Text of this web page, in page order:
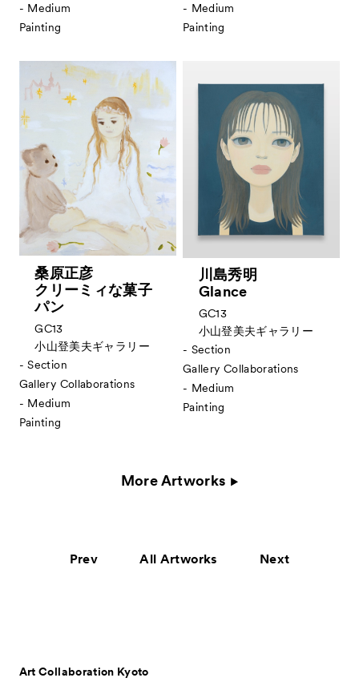
- Medium
Painting
- Medium
Painting
桑原正彦
クリーミィな菓子
パン
GC13
小山登美夫ギャラリー
- Section
Gallery Collaborations
- Medium
Painting
川島秀明
Glance
GC13
小山登美夫ギャラリー
- Section
Gallery Collaborations
- Medium
Painting
More Artworks
Prev All Artworks Next
Art Collaboration Kyoto